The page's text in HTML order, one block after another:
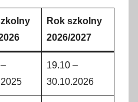
Rok szkolny
2026/2027
19.10 –
30.10.2026